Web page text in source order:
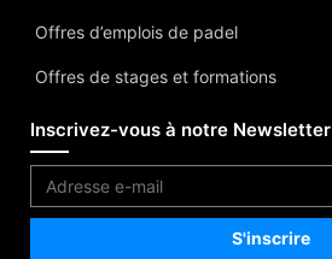
Offres d’emplois de padel
Offres de stages et formations
Inscrivez-vous à notre Newsletter